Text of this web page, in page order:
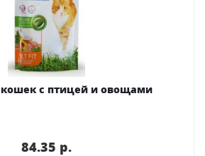
кошек с птицей и овощами
84.35 p.